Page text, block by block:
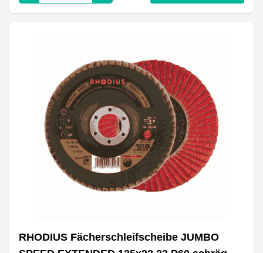
RHODIUS Fächerschleifscheibe JUMBO